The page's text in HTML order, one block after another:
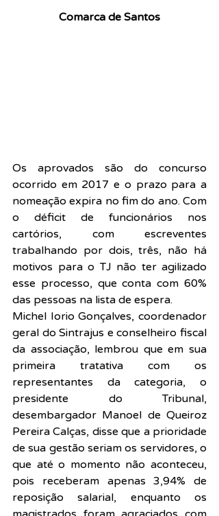
Comarca de Santos
Os aprovados são do concurso
ocorrido em 2017 e o prazo para a
nomeação expira no fim do ano. Com
o déficit de funcionários nos
cartórios, com escreventes
trabalhando por dois, três, não há
motivos para o TJ não ter agilizado
esse processo, que conta com 60%
das pessoas na lista de espera.
Michel Iorio Gonçalves, coordenador
geral do Sintrajus e conselheiro fiscal
da associação, lembrou que em sua
primeira tratativa com os
representantes da categoria, o
presidente do Tribunal,
desembargador Manoel de Queiroz
Pereira Calças, disse que a prioridade
de sua gestão seriam os servidores, o
que até o momento não aconteceu,
pois receberam apenas 3,94% de
reposição salarial, enquanto os